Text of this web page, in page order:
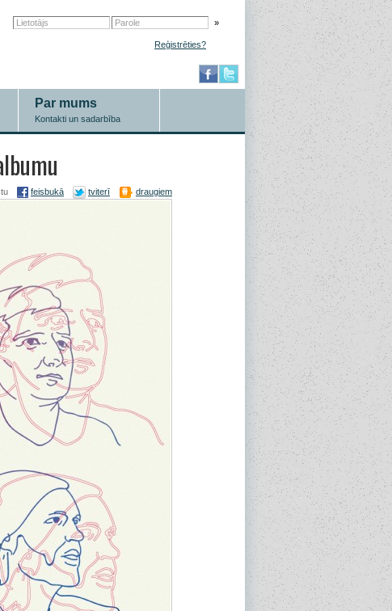
»
Reģistrēties?
Par mums
Kontakti un sadarbība
feisbukā tviterī draugiem